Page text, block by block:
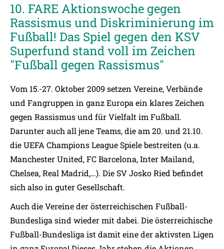
10. FARE Aktionswoche gegen
Rassismus und Diskriminierung im
Fußball! Das Spiel gegen den KSV
Superfund stand voll im Zeichen
"Fußball gegen Rassismus"
Vom 15.-27. Oktober 2009 setzen Vereine, Verbände
und Fangruppen in ganz Europa ein klares Zeichen
gegen Rassismus und für Vielfalt im Fußball.
Darunter auch all jene Teams, die am 20. und 21.10.
die UEFA Champions League Spiele bestreiten (u.a.
Manchester United, FC Barcelona, Inter Mailand,
Chelsea, Real Madrid,…). Die SV Josko Ried befindet
sich also in guter Gesellschaft.
Auch die Vereine der österreichischen Fußball-
Bundesliga sind wieder mit dabei. Die österreichische
Fußball-Bundesliga ist damit eine der aktivsten Ligen